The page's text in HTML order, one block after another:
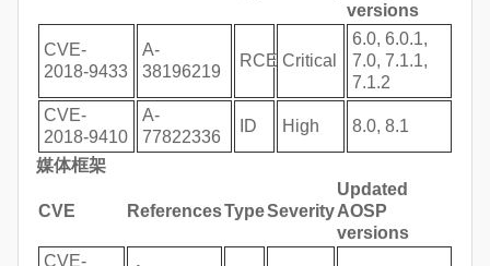
versions
CVE-
2018-9433
A-
38196219
RCE Critical
6.0, 6.0.1,
7.0, 7.1.1,
7.1.2
CVE-
2018-9410
A-
77822336
ID High 8.0, 8.1
媒体框架
CVE ReferencesTypeSeverity
Updated
AOSP
versions
CVE-